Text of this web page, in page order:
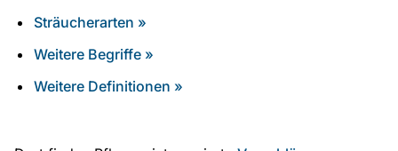
Sträucherarten »
Weitere Begriffe »
Weitere Definitionen »